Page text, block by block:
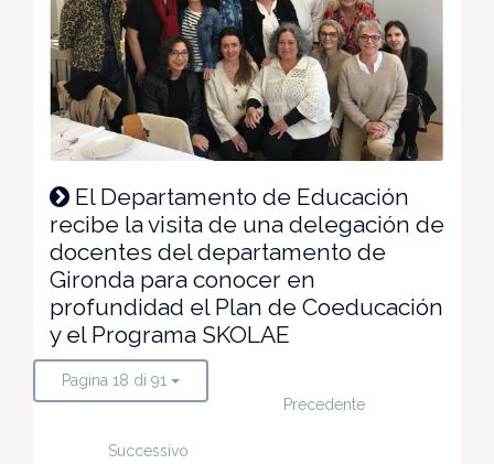
El Departamento de Educación
recibe la visita de una delegación de
docentes del departamento de
Gironda para conocer en
profundidad el Plan de Coeducación
y el Programa SKOLAE
Pagina 18 di 91
Precedente
Successivo